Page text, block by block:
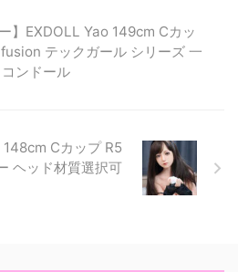
ー】EXDOLL Yao 149cm Cカッ
テックガール シリーズ 一
ンドール
148cm Cカップ R5
ヘッド材質選択可